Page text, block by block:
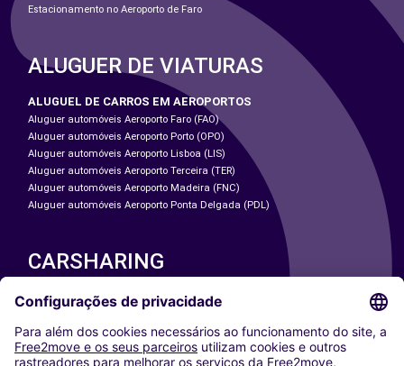
Estacionamento no Aeroporto de Faro
ALUGUER DE VIATURAS
ALUGUEL DE CARROS EM AEROPORTOS
Aluguer automóveis Aeroporto Faro (FAO)
Aluguer automóveis Aeroporto Porto (OPO)
Aluguer automóveis Aeroporto Lisboa (LIS)
Aluguer automóveis Aeroporto Terceira (TER)
Aluguer automóveis Aeroporto Madeira (FNC)
Aluguer automóveis Aeroporto Ponta Delgada (PDL)
CARSHARING
NOSSAS CIDADES
Washington DC
Milan